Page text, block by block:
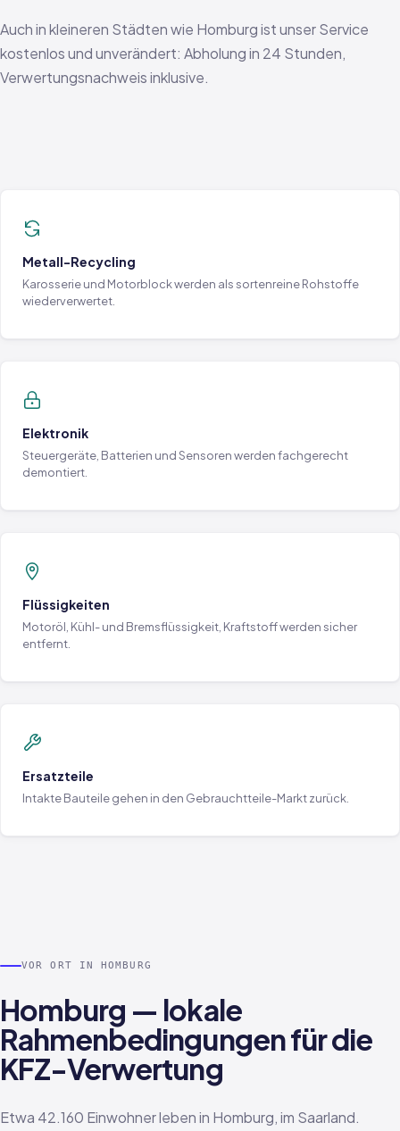
Auch in kleineren Städten wie Homburg ist unser Service
kostenlos und unverändert: Abholung in 24 Stunden,
Verwertungsnachweis inklusive.
Metall-Recycling
Karosserie und Motorblock werden als sortenreine Rohstoffe
wiederverwertet.
Elektronik
Steuergeräte, Batterien und Sensoren werden fachgerecht
demontiert.
Flüssigkeiten
Motoröl, Kühl- und Bremsflüssigkeit, Kraftstoff werden sicher
entfernt.
Ersatzteile
Intakte Bauteile gehen in den Gebrauchtteile-Markt zurück.
VOR ORT IN HOMBURG
Homburg — lokale
Rahmenbedingungen für die
KFZ-Verwertung
Etwa 42.160 Einwohner leben in Homburg, im Saarland.